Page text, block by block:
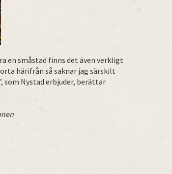
en småstad finns det även verkligt
härifrån så saknar jag särskilt
som Nystad erbjuder, berättar